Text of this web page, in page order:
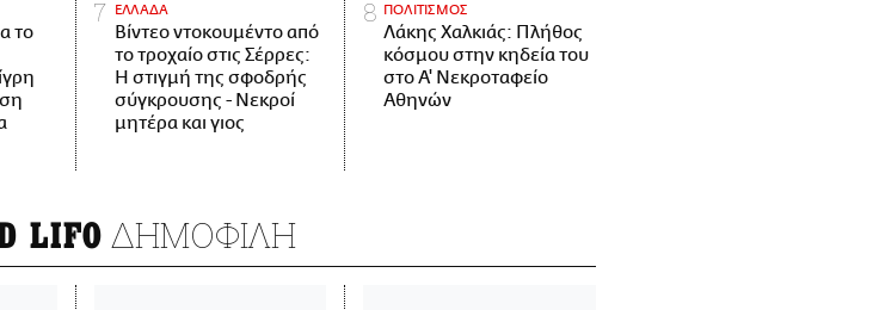
το
ΕΛΛΑΔΑ
Βίντεο ντοκουμέντο από
το τροχαίο στις Σέρρες:
Η στιγμή της σφοδρής
σύγκρουσης - Νεκροί
μητέρα και γιος
ΠΟΛΙΤΙΣΜΟΣ
Λάκης Χαλκιάς: Πλήθος
κόσμου στην κηδεία του
στο Α' Νεκροταφείο
Αθηνών
LIFO ΔΗΜΟΦΙΛΗ